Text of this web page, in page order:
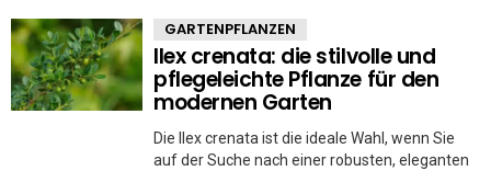
GARTENPFLANZEN
Ilex crenata: die stilvolle und
pflegeleichte Pflanze für den
modernen Garten
Die Ilex crenata ist die ideale Wahl, wenn Sie
auf der Suche nach einer robusten, eleganten